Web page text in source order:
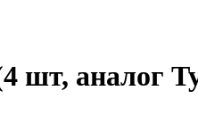
шт, аналог